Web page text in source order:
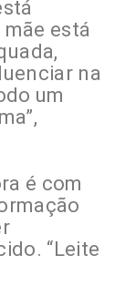
está
na
um
é com
“Leite